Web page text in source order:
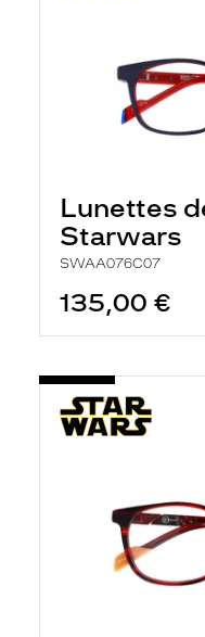
Lunettes
Starwars
SWAA076C07
135,00 €